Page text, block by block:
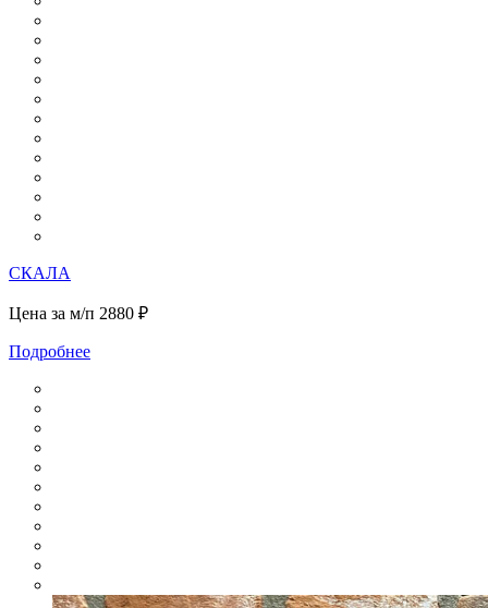
СКАЛА
Цена за м/п 2880 ₽
Подробнее